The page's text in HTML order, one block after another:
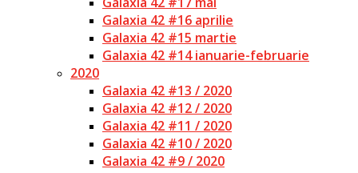
Galaxia 42 #16 aprilie
Galaxia 42 #15 martie
Galaxia 42 #14 ianuarie-februarie
2020
Galaxia 42 #13 / 2020
Galaxia 42 #12 / 2020
Galaxia 42 #11 / 2020
Galaxia 42 #10 / 2020
Galaxia 42 #9 / 2020